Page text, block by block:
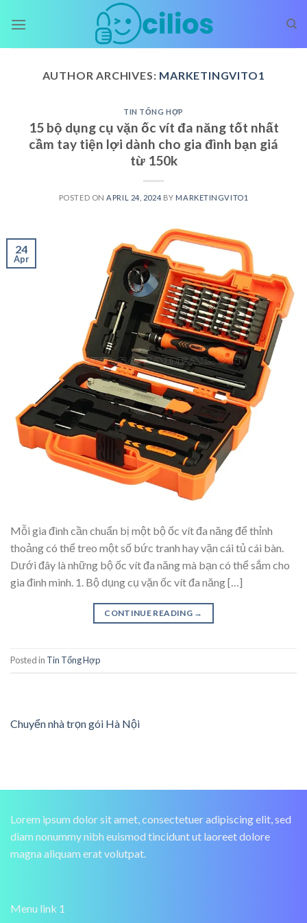
AUTHOR ARCHIVES: MARKETINGVITO1
TIN TỔNG HỢP
15 bộ dụng cụ vặn ốc vít đa năng tốt nhất
cầm tay tiện lợi dành cho gia đình bạn giá
từ 150k
POSTED ON APRIL 24, 2024 BY MARKETINGVITO1
24
Apr
Mỗi gia đình cần chuẩn bị một bộ ốc vít đa năng để thỉnh
thoảng có thể treo một số bức tranh hay vặn cái tủ cái bàn.
Dưới đây là những bộ ốc vít đa năng mà bạn có thể sắm cho
gia đình mình. 1. Bộ dụng cụ vặn ốc vít đa năng […]
CONTINUE READING →
Posted in Tin Tổng Hợp
Chuyển nhà trọn gói Hà Nội
Lorem ipsum dolor sit amet, consectetuer adipiscing elit, sed
diam nonummy nibh euismod tincidunt ut laoreet dolore
magna aliquam erat volutpat.
Menu link 1